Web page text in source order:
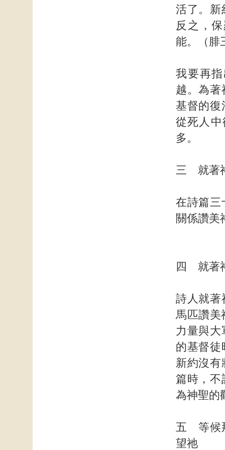
活了。新
反之，
能。（腓
我要再
越。為著
基督的復
從死人
多。
三 就著
在詩篇三
關係讚美
四 就著
詩人就著
馬匹讚美
力量與
的基督徒
新約沒有
篇時，不
為神聖的
五 等候
望祂